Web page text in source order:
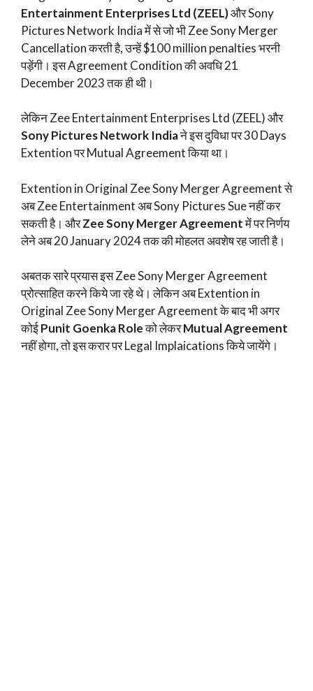
Entertainment Enterprises Ltd (ZEEL)और Sony
Pictures Network India में से जो भी Zee Sony Merger
Cancellation करती है, उन्हें $100 million penalties भरनी
पड़ेंगी। इस Agreement Condition की अवधि 21
December 2023 तक ही थी।
लेकिन Zee Entertainment Enterprises Ltd (ZEEL) और
Sony Pictures Network Indiaने इस दुविधा पर 30 Days
Extention पर Mutual Agreement किया था।
Extention in Original Zee Sony Merger Agreement से
अब Zee Entertainment अब Sony Pictures Sue नहीं कर
सकती है। औरZee Sony Merger Agreementमें पर निर्णय
लेने अब 20 January 2024 तक की मोहलत अवशेष रह जाती है।
अबतक सारे प्रयास इस Zee Sony Merger Agreement
प्रोत्साहित करने किये जा रहे थे। लेकिन अब Extention in
Original Zee Sony Merger Agreement के बाद भी अगर
कोईPunit Goenka Roleको लेकरMutual Agreement
नहीं होगा, तो इस करार पर Legal Implaications किये जायेंगे।